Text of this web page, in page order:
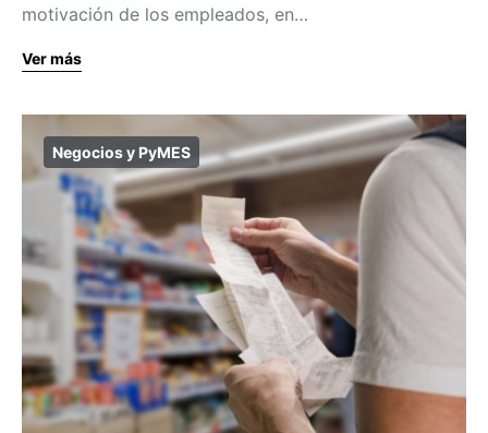
motivación de los empleados, en…
Ver más
Negocios y PyMES